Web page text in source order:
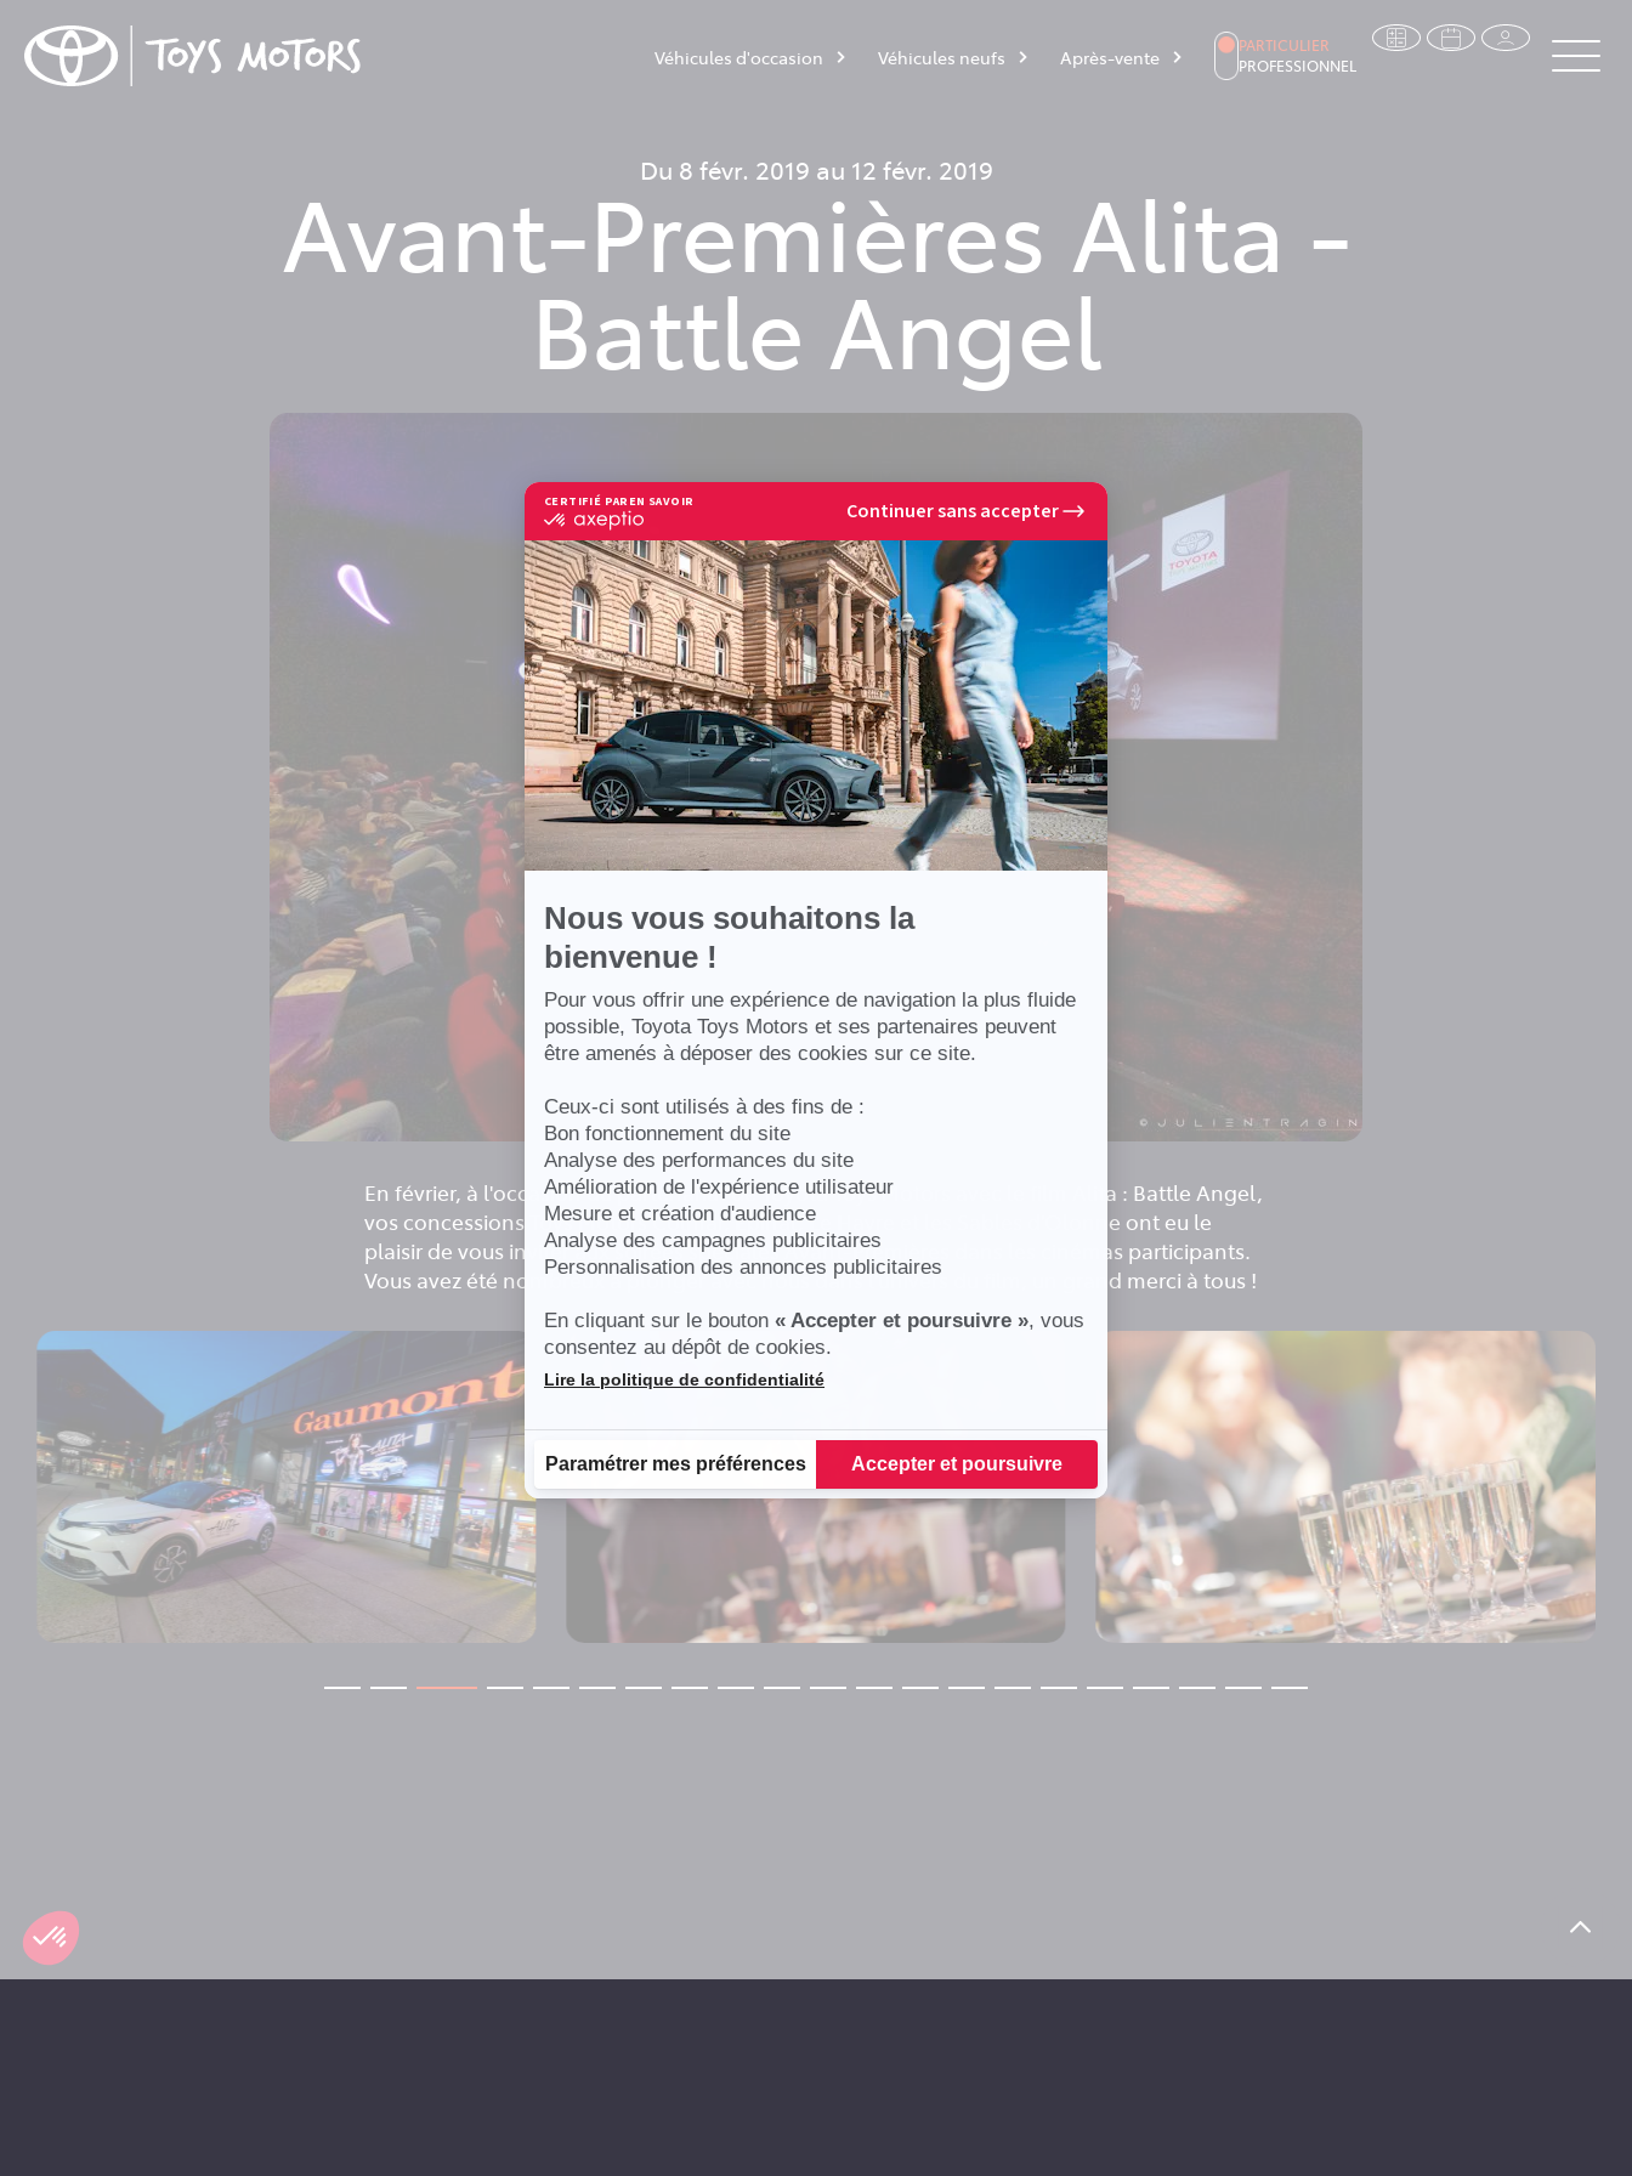
CERTIFIÉ PAR EN SAVOIR PLUS SUR
certifié
Axeptio
-
En
savoir
plus
sur
Axeptio
Continuer sans accepter
Nous vous souhaitons la
bienvenue !
Pour vous offrir une expérience de navigation la plus fluide
possible, Toyota Toys Motors et ses partenaires peuvent
être amenés à déposer des cookies sur ce site.
Ceux-ci sont utilisés à des fins de :
Bon fonctionnement du site
Analyse des performances du site
Amélioration de l'expérience utilisateur
Mesure et création d'audience
Analyse des campagnes publicitaires
Personnalisation des annonces publicitaires
En cliquant sur le bouton « Accepter et poursuivre », vous
consentez au dépôt de cookies.
Plateforme de Gestion du Consentement : Personnalisez vos Options
Lire la politique de confidentialité
Paramétrer mes préférences Accepter et poursuivre
Axeptio consent
Véhicules d'occasion Véhicules neufs Après-vente
PARTICULIER
PROFESSIONNEL
Du 8 févr. 2019 au 12 févr. 2019
Avant-Premières Alita -
Battle Angel
En février, à l'occasion du partenariat de Toyota Toys Motors avec le film Alita : Battle Angel,
vos concessions Toys Motors Colmar, Epinal, Le Havre et les Sables d'Olonne ont eu le
plaisir de vous inviter aux soirées spéciales Avant-Premières dans les cinémas participants.
Vous avez été nombreux à plonger avec nous dans l'univers du film, un grand merci à tous !